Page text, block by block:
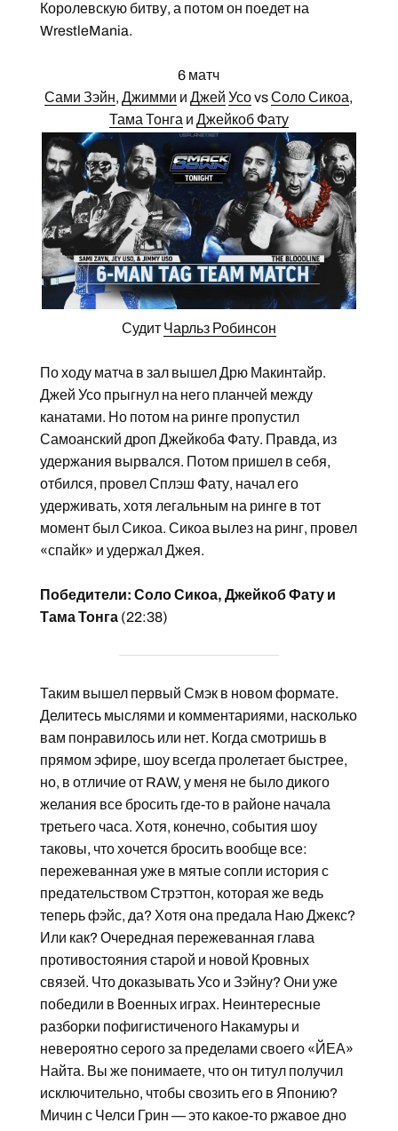
Королевскую битву, а потом он поедет на
WrestleMania.
6 матч
Сами Зэйн,Джимми иДжей УсоvsСоло Сикоа,
Тама Тонга и Джейкоб Фату
Судит Чарльз Робинсон
По ходу матча в зал вышел Дрю Макинтайр.
Джей Усо прыгнул на него планчей между
канатами. Но потом на ринге пропустил
Самоанский дроп Джейкоба Фату. Правда, из
удержания вырвался. Потом пришел в себя,
отбился, провел Сплэш Фату, начал его
удерживать, хотя легальным на ринге в тот
момент был Сикоа. Сикоа вылез на ринг, провел
«спайк» и удержал Джея.
Победители: Соло Сикоа, Джейкоб Фату и
Тама Тонга(22:38)
Таким вышел первый Смэк в новом формате.
Делитесь мыслями и комментариями, насколько
вам понравилось или нет. Когда смотришь в
прямом эфире, шоу всегда пролетает быстрее,
но, в отличие от RAW, у меня не было дикого
желания все бросить где-то в районе начала
третьего часа. Хотя, конечно, события шоу
таковы, что хочется бросить вообще все:
пережеванная уже в мятые сопли история с
предательством Стрэттон, которая же ведь
теперь фэйс, да? Хотя она предала Наю Джекс?
Или как? Очередная пережеванная глава
противостояния старой и новой Кровных
связей. Что доказывать Усо и Зэйну? Они уже
победили в Военных играх. Неинтересные
разборки пофигистиченого Накамуры и
невероятно серого за пределами своего «ЙЕА»
Найта. Вы же понимаете, что он титул получил
исключительно, чтобы свозить его в Японию?
Мичин с Челси Грин — это какое-то ржавое дно